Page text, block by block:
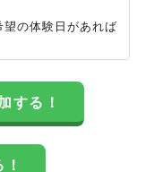
の体験日があれば
する！